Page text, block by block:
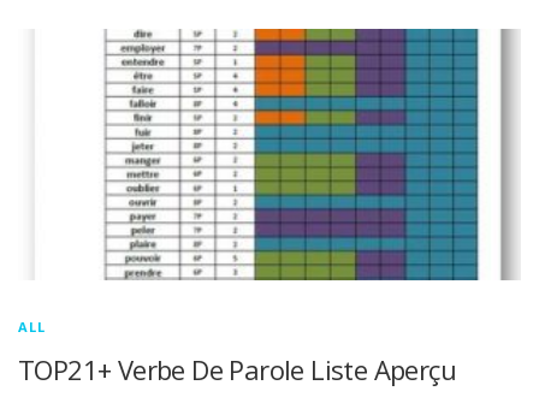
ALL
TOP21+ Verbe De Parole Liste Aperçu